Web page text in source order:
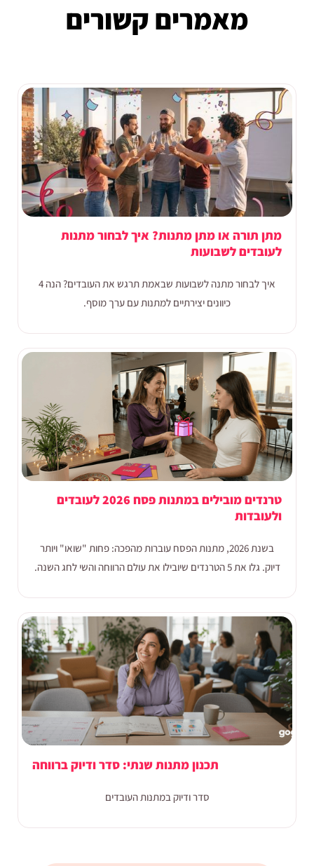
מאמרים קשורים
מתן תורה או מתן מתנות? איך לבחור מתנות
לעובדים לשבועות
איך לבחור מתנה לשבועות שבאמת תרגש את העובדים? הנה 4
כיוונים יצירתיים למתנות עם ערך מוסף.
טרנדים מובילים במתנות פסח 2026 לעובדים
ולעובדות
בשנת 2026, מתנות הפסח עוברות מהפכה: פחות "שואו" ויותר
דיוק. גלו את 5 הטרנדים שיובילו את עולם הרווחה והשי לחג השנה.
תכנון מתנות שנתי: סדר ודיוק ברווחה
סדר ודיוק במתנות העובדים